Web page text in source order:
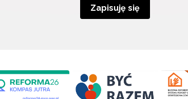
Zapisuję się